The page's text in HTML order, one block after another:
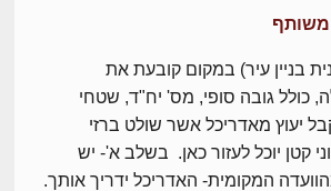
משותף
בניין עיר) במקום קובעת את
כולל גובה סופי, מס' יח"ד, שטחי
יעוץ מאדריכל אשר שולט ברזי
קטן יוכל לעזור כאן. בשלב א'- יש
המקומית- האדריכל ידריך אותך.